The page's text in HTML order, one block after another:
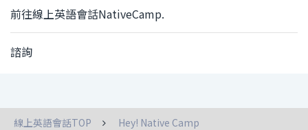
前往線上英語會話NativeCamp.
諮詢
線上英語會話TOP
Hey! Native Camp